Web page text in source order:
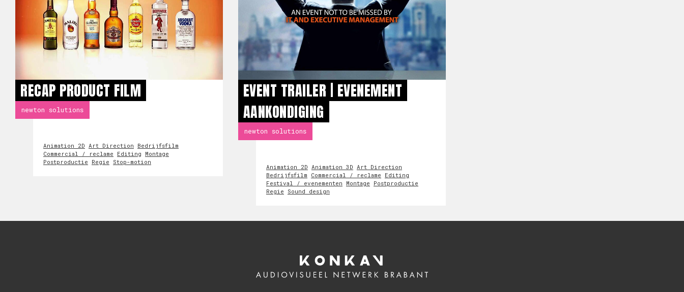
RECAP PRODUCT FILM
newton solutions
Animation 2D Art Direction Bedrijfsfilm
Commercial / reclame Editing Montage
Postproductie Regie Stop-motion
EVENT TRAILER | EVENEMENT
AANKONDIGING
newton solutions
Animation 2D Animation 3D Art Direction
Bedrijfsfilm Commercial / reclame Editing
Festival / evenementen Montage Postproductie
Regie Sound design